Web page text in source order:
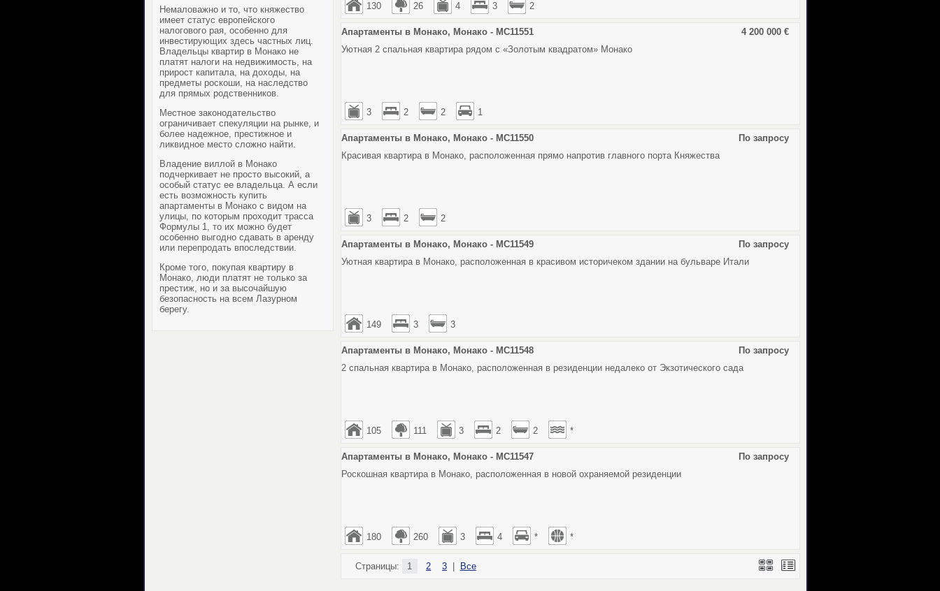
Немаловажно и то, что княжество
имеет статус европейского
налогового рая, особенно для
инвестирующих здесь частных лиц.
Владельцы квартир в Монаконе
платят налоги на недвижимость, на
прирост капитала, на доходы, на
предметы роскоши, на наследство
для прямых родственников.
Местное законодательство
ограничивает спекуляции на рынке, и
более надежное, престижное и
ликвидное место сложно найти.
Владение виллой в Монако
подчеркивает не просто высокий, а
особый статус ее владельца. А если
есть возможность купить
апартаменты в Монакос видом на
улицы, по которым проходит трасса
Формулы 1, то их можно будет
особенно выгодно сдавать в аренду
или перепродать впоследствии.
Кроме того, покупая квартиру в
Монако, люди платят не только за
престиж, но и за высочайшую
безопасность на всем Лазурном
берегу.
130 26 4 3 2
4 200 000 €
Апартаменты в Монако, Монако - MC11551
Уютная 2 спальная квартира рядом с «Золотым квадратом» Монако
3 2 2 1
По запросу
Апартаменты в Монако, Монако - MC11550
Красивая квартира в Монако, расположенная прямо напротив главного порта Княжества
3 2 2
По запросу
Апартаменты в Монако, Монако - MC11549
Уютная квартира в Монако, расположенная в красивом историчеком здании на бульваре Итали
149 3 3
По запросу
Апартаменты в Монако, Монако - MC11548
2 спальная квартира в Монако, расположенная в резиденции недалеко от Экзотического сада
105 111 3 2 2 *
По запросу
Апартаменты в Монако, Монако - MC11547
Роскошная квартира в Монако, расположенная в новой охраняемой резиденции
180 260 3 4 * *
Страницы: 1 2 3 Все